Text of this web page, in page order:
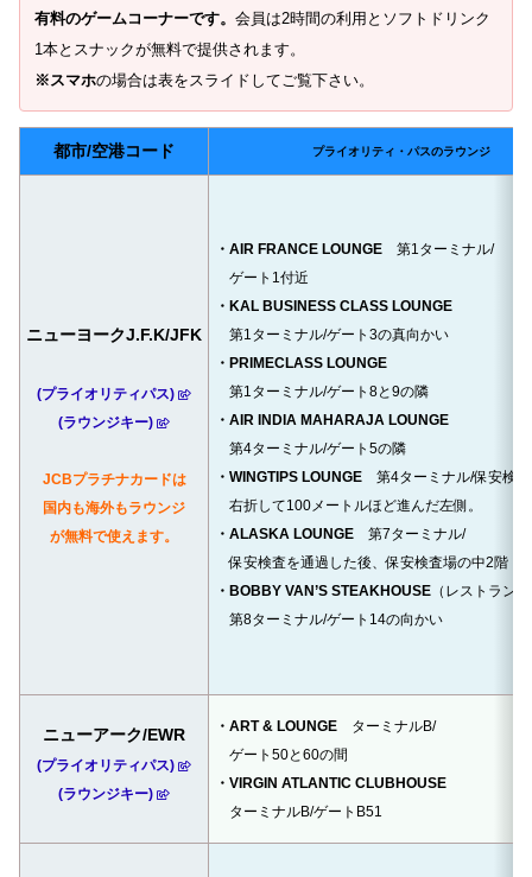
有料のゲームコーナーです。 会員は2時間の利用とソフトドリンク
1本とスナックが無料で提供されます。
※スマホの場合は表をスライドしてご覧下さい。
都市/空港コード プライオリティ・パスのラウンジ
ニューヨークJ.F.K/JFK
(プライオリティパス)
(ラウンジキー)
JCBプラチナカードは
国内も海外もラウンジ
が無料で使えます。
・AIR FRANCE LOUNGE第1ターミナル/
ゲート1付近
・KAL BUSINESS CLASS LOUNGE
第1ターミナル/ゲート3の真向かい
・PRIMECLASS LOUNGE
第1ターミナル/ゲート8と9の隣
・AIR INDIA MAHARAJA LOUNGE
第4ターミナル/ゲート5の隣
・WINGTIPS LOUNGE
第4ターミナル/保安検
右折して100メートルほど進んだ左側。
・ALASKA LOUNGE第7ターミナル/
保安検査を通過した後、保安検査場の中2階
・BOBBY VAN’S STEAKHOUSE（レストラン
第8ターミナル/ゲート14の向かい
ニューアーク/EWR
(プライオリティパス)
(ラウンジキー)
・ART & LOUNGEターミナルB/
ゲート50と60の間
・VIRGIN ATLANTIC CLUBHOUSE
ターミナルB/ゲートB51